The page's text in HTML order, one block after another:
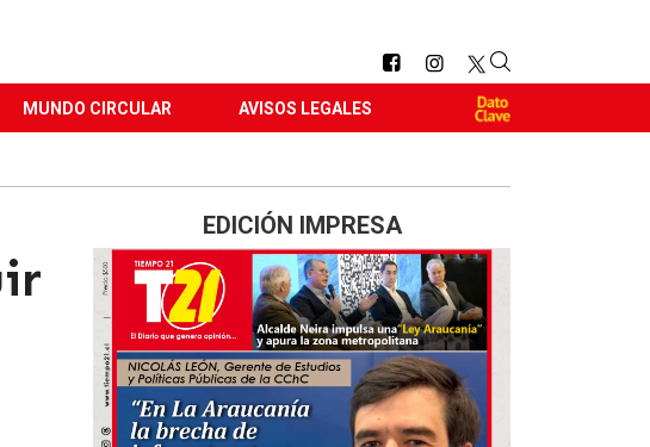
MUNDO CIRCULAR AVISOS LEGALES
EDICIÓN IMPRESA